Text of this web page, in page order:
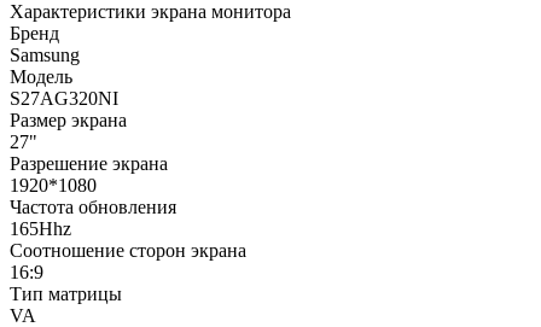
Характеристики экрана монитора
Бренд
Samsung
Модель
S27AG320NI
Размер экрана
27"
Разрешение экрана
1920*1080
Частота обновления
165Hhz
Соотношение сторон экрана
16:9
Тип матрицы
VA